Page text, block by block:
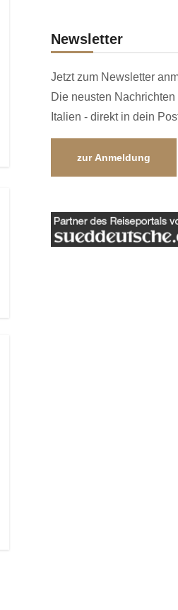
Newsletter
Jetzt zum Newsletter
Die neusten Nachrichten
Italien - direkt in dein
zur Anmeldung